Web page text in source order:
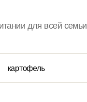
для всей семьи